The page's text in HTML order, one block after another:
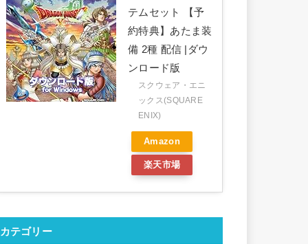
テムセット 【予
約特典】あたま装
備 2種 配信 |ダウ
ンロード版
スクウェア・エニ
ックス(SQUARE
ENIX)
Amazon
楽天市場
カテゴリー